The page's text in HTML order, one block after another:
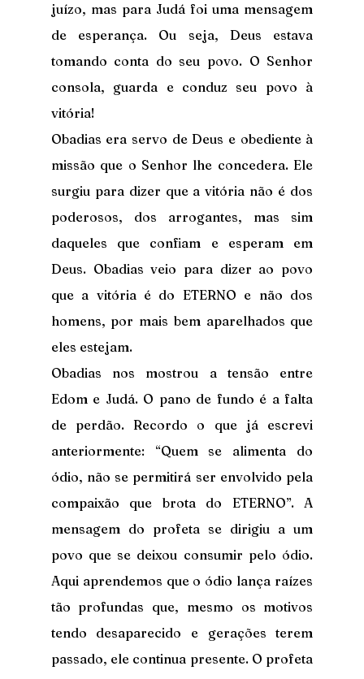
juízo, mas para Judá foi uma mensagem
de esperança. Ou seja, Deus estava
tomando conta do seu povo. O Senhor
consola, guarda e conduz seu povo à
vitória!
Obadias era servo de Deus e obediente à
missão que o Senhor lhe concedera. Ele
surgiu para dizer que a vitória não é dos
poderosos, dos arrogantes, mas sim
daqueles que confiam e esperam em
Deus. Obadias veio para dizer ao povo
que a vitória é do ETERNO e não dos
homens, por mais bem aparelhados que
eles estejam.
Obadias nos mostrou a tensão entre
Edom e Judá. O pano de fundo é a falta
de perdão. Recordo o que já escrevi
anteriormente: “Quem se alimenta do
ódio, não se permitirá ser envolvido pela
compaixão que brota do ETERNO”. A
mensagem do profeta se dirigiu a um
povo que se deixou consumir pelo ódio.
Aqui aprendemos que o ódio lança raízes
tão profundas que, mesmo os motivos
tendo desaparecido e gerações terem
passado, ele continua presente. O profeta